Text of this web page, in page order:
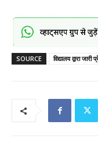
SOURCE विद्यालय द्वारा जारी